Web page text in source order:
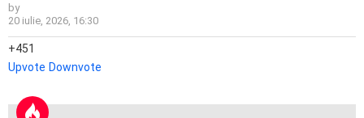
by
20 iulie, 2026, 16:30
451
Upvote Downvote